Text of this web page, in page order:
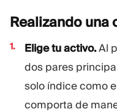
Realizando una
Elige tu activo.Al
dos pares
solo índice como
comporta de